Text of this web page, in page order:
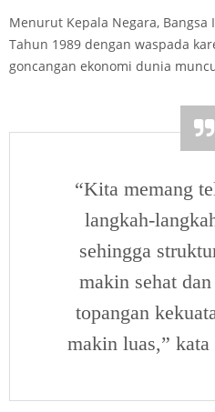
Menurut Kepala Negara,
Tahun 1989 dengan waspada
goncangan ekonomi dunia
“Kita memang
langkah-
sehingga
makin sehat
topangan
makin luas,”